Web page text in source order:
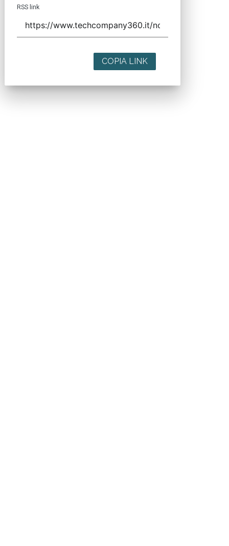
RSS link
COPIA LINK